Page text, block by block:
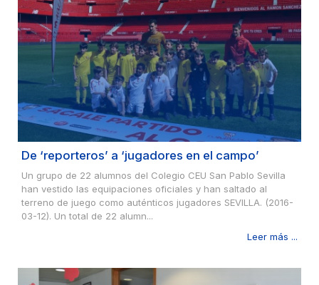
De ‘reporteros’ a ‘jugadores en el campo’
Un grupo de 22 alumnos del Colegio CEU San Pablo Sevilla
han vestido las equipaciones oficiales y han saltado al
terreno de juego como auténticos jugadores SEVILLA. (2016-
03-12). Un total de 22 alumn...
Leer más ...